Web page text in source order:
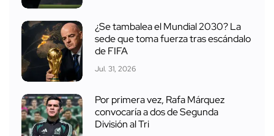
¿Se tambalea el Mundial 2030? La
sede que toma fuerza tras escándalo
de FIFA
Jul. 31, 2026
Por primera vez, Rafa Márquez
convocaría a dos de Segunda
División al Tri